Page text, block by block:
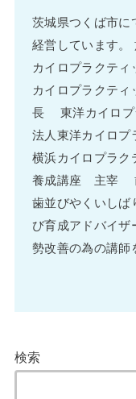
茨城県つくば市に
経営しています
カイロプラクテ
カイロプラクテ
長 東洋カイロプ
法人東洋カイロ
横浜カイロプラ
養成講座 主宰
歯並びやくいしば
び育成アドバイザ
勢改善の為の
検索